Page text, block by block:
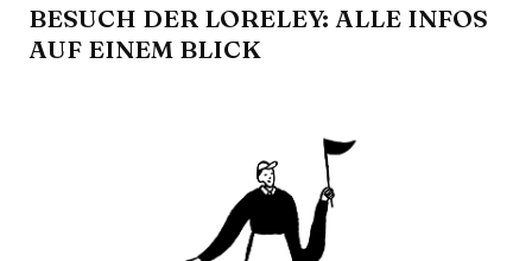
BESUCH DER LORELEY: ALLE INFOS
AUF EINEM BLICK